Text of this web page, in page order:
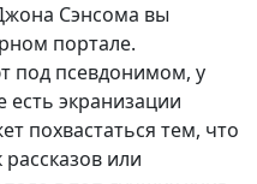
Сэнсома вы
портале.
под псевдонимом, у
есть экранизации
похвастаться тем, что
или